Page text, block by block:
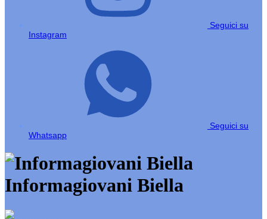
Seguici su
Instagram
Seguici su
Whatsapp
Informagiovani Biella